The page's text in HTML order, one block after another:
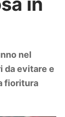
nel
da evitare e
fioritura